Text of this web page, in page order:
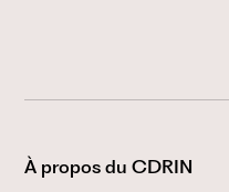
À propos du CDRIN